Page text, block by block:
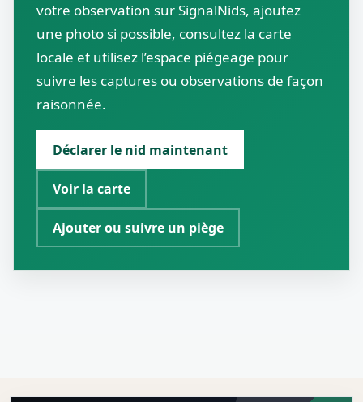
votre observation sur SignalNids, ajoutez
une photo si possible, consultez la carte
locale et utilisez l’espace piégeage pour
suivre les captures ou observations de façon
raisonnée.
Déclarer le nid maintenant
Voir la carte
Ajouter ou suivre un piège